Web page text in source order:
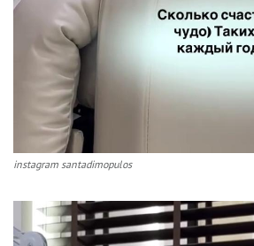
instagram santadimopulos